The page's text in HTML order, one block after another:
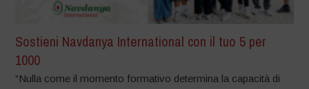
Sostieni Navdanya International con il tuo 5 per
1000
“Nulla come il momento formativo determina la capacità di